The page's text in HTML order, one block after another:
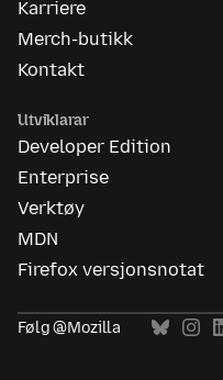
Karriere
Merch-butikk
Kontakt
Utviklarar
Developer Edition
Enterprise
Verktøy
MDN
Firefox versjonsnotat
Følg @Mozilla